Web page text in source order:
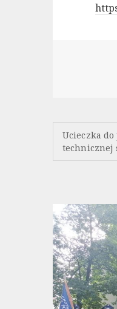
Ucieczka
technicznej